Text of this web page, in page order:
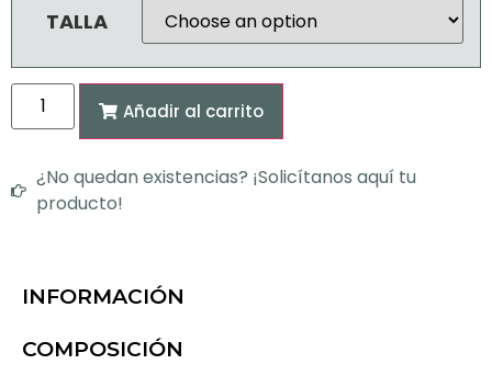
TALLA
Añadir al carrito
¿No quedan existencias? ¡Solicítanos aquí tu
producto!
INFORMACIÓN
COMPOSICIÓN